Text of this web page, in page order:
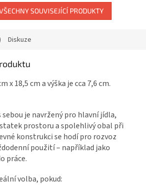
SOUVISEJÍCÍ PRODUKTY
Diskuze
x 18,5 cm a výška je cca 7,6 cm.
sebou je navržený pro hlavní jídla,
prostoru a spolehlivý obal při
konstrukci se hodí pro rozvoz
použití – například jako
práce.
volba, pokud: